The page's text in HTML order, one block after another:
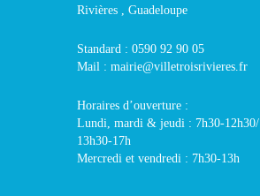
Rivières , Guadeloupe
Standard : 0590 92 90 05
Mail : mairie@villetroisrivieres.fr
Horaires d’ouverture :
Lundi, mardi & jeudi : 7h30-12h30/
13h30-17h
Mercredi et vendredi : 7h30-13h